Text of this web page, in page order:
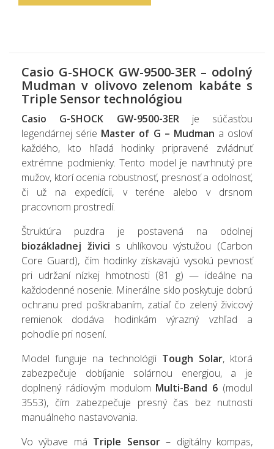
Casio G-SHOCK GW-9500-3ER – odolný
Mudman v olivovo zelenom kabáte s
Triple Sensor technológiou
Casio G-SHOCK GW-9500-3ERje súčasťou
legendárnej série Master of G – Mudman a osloví
každého, kto hľadá hodinky pripravené zvládnuť
extrémne podmienky. Tento model je navrhnutý pre
mužov, ktorí ocenia robustnosť, presnosť a odolnosť,
či už na expedícii, v teréne alebo v drsnom
pracovnom prostredí.
Štruktúra puzdra je postavená na odolnej
biozákladnej živici s uhlíkovou výstužou (Carbon
Core Guard), čím hodinky získavajú vysokú pevnosť
pri udržaní nízkej hmotnosti (81 g) — ideálne na
každodenné nosenie. Minerálne sklo poskytuje dobrú
ochranu pred poškrabaním, zatiaľ čo zelený živicový
remienok dodáva hodinkám výrazný vzhľad a
pohodlie pri nosení.
Model funguje na technológii Tough Solar, ktorá
zabezpečuje dobíjanie solárnou energiou, a je
doplnený rádiovým modulom Multi-Band 6 (modul
3553), čím zabezpečuje presný čas bez nutnosti
manuálneho nastavovania.
Vo výbave má Triple Sensor– digitálny kompas,